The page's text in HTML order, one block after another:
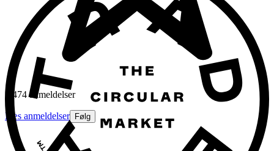
2.474 anmeldelser
Læs anmeldelser Følg